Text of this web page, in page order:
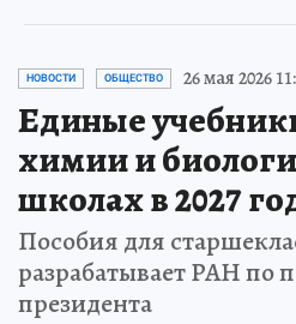
НОВОСТИ ОБЩЕСТВО 26 мая 2026
Единые
химии и
школах в 2027
Пособия для
разрабатывает РАН по
президента